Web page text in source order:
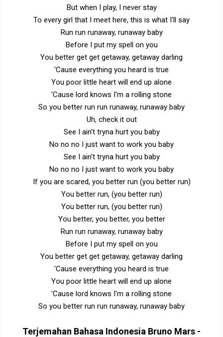
But when I play, I never stay
To every girl that I meet here, this is what I'll say
Run run runaway, runaway baby
Before I put my spell on you
You better get get getaway, getaway darling
'Cause everything you heard is true
You poor little heart will end up alone
'Cause lord knows I'm a rolling stone
So you better run run runaway, runaway baby
Uh, check it out
See I ain't tryna hurt you baby
No no no I just want to work you baby
See I ain't tryna hurt you baby
No no no I just want to work you baby
If you are scared, you better run (you better run)
You better run, (you better run)
You better run, (you better run)
You better, you better, you better
Run run runaway, runaway baby
Before I put my spell on you
You better get get getaway, getaway darling
'Cause everything you heard is true
You poor little heart will end up alone
'Cause lord knows I'm a rolling stone
So you better run run runaway, runaway baby
Terjemahan Bahasa Indonesia Bruno Mars -